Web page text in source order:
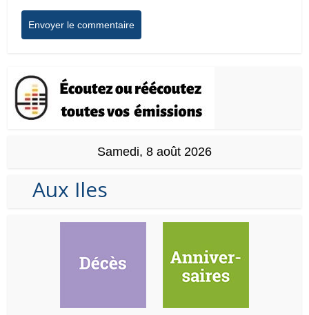
Samedi, 8 août 2026
Aux Iles